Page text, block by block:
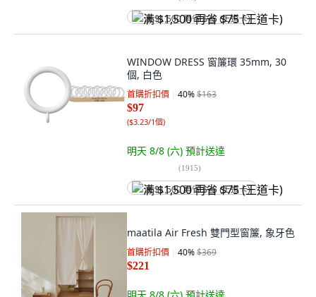
满 $1,500 再省 $75 (王道卡)
WINDOW DRESS 窗簾環 35mm, 30
個, 白色
首購折扣價 40%$163
$97
($3.23/1個)
明天 8/8 (六) 預計送達
(1915)
满 $1,500 再省 $75 (王道卡)
maatila Air Fresh 雙門型窗簾, 象牙色
首購折扣價 40%$369
$221